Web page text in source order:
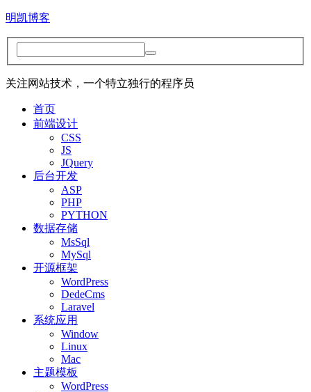
明凯博客
关注网站技术，一个特立独行的程序员
首页
前端设计
CSS
JS
JQuery
后台开发
ASP
PHP
PYTHON
数据存储
MsSql
MySql
开源框架
WordPress
DedeCms
Laravel
系统应用
Window
Linux
Mac
主题模板
WordPress